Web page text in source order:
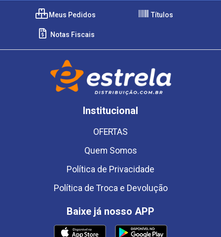
Meus Pedidos Títulos
Notas Fiscais
Institucional
OFERTAS
Quem Somos
Política de Privacidade
Política de Troca e Devolução
Baixe já nosso APP